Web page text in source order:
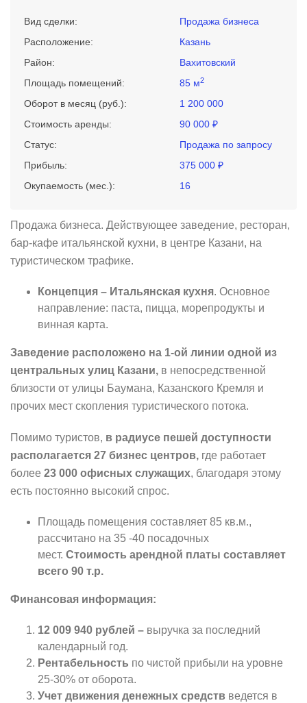
Вид сделки:
Продажа бизнеса
Расположение:
Казань
Район:
Вахитовский
Площадь помещений:
85 м2
Оборот в месяц (руб.):
1 200 000
Стоимость аренды:
90 000 ₽
Статус:
Продажа по запросу
Прибыль:
375 000 ₽
Окупаемость (мес.):
16
Продажа бизнеса. Действующее заведение, ресторан,
бар-кафе итальянской кухни, в центре Казани, на
туристическом трафике.
Концепция – Итальянская кухня. Основное
направление: паста, пицца, морепродукты и
винная карта.
Заведение расположено на 1-ой линии одной из
центральных улиц Казани, в непосредственной
близости от улицы Баумана, Казанского Кремля и
прочих мест скопления туристического потока.
Помимо туристов, в радиусе пешей доступности
располагается 27 бизнес центров, где работает
более 23 000 офисных служащих, благодаря этому
есть постоянно высокий спрос.
Площадь помещения составляет 85 кв.м.,
рассчитано на 35 -40 посадочных
мест. Стоимость арендной платы составляет
всего 90 т.р.
Финансовая информация:
12 009 940 рублей – выручка за последний
календарный год.
Рентабельность по чистой прибыли на уровне
25-30% от оборота.
Учет движения денежных средств ведется в